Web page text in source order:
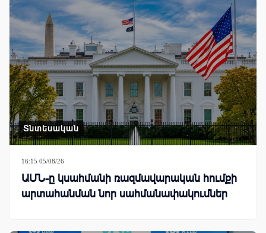
Տնտեսական
16:15 05/08/26
ԱՄՆ-ը կսահմանի ռազմավարական հումքի
արտահանման նոր սահմանափակումներ